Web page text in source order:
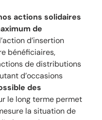
actions solidaires
de
d’insertion
bénéficiaires,
de distributions
d’occasions
des
le long terme permet
la situation de